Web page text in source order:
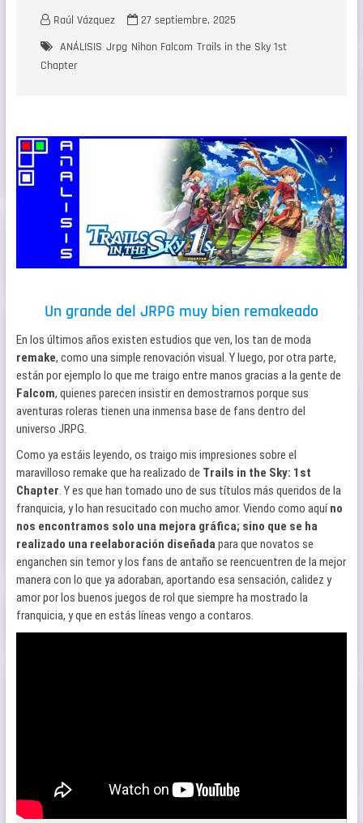
Raúl Vázquez
27 septiembre, 2025
ANÁLISIS Jrpg Nihon Falcom Trails in the Sky 1st
Chapter
Un grande del JRPG muy bien remakeado
En los últimos años existen estudios que ven, los tan de moda
remake, como una simple renovación visual. Y luego, por otra parte,
están por ejemplo lo que me traigo entre manos gracias a la gente de
Falcom, quienes parecen insistir en demostrarnos porque sus
aventuras roleras tienen una inmensa base de fans dentro del
universo JRPG.
Como ya estáis leyendo, os traigo mis impresiones sobre el
maravilloso remake que ha realizado de Trails in the Sky: 1st
Chapter. Y es que han tomado uno de sus títulos más queridos de la
franquicia, y lo han resucitado con mucho amor. Viendo como aquíno
nos encontramos solo una mejora gráfica; sino que se ha
realizado una reelaboración diseñadapara que novatos se
enganchen sin temor y los fans de antaño se reencuentren de la mejor
manera con lo que ya adoraban, aportando esa sensación, calidez y
amor por los buenos juegos de rol que siempre ha mostrado la
franquicia, y que en estás líneas vengo a contaros.